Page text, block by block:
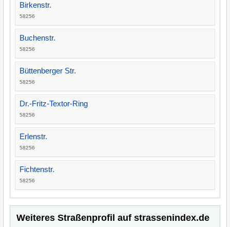
Birkenstr.
58256
Buchenstr.
58256
Büttenberger Str.
58256
Dr.-Fritz-Textor-Ring
58256
Erlenstr.
58256
Fichtenstr.
58256
Weiteres Straßenprofil auf strassenindex.de